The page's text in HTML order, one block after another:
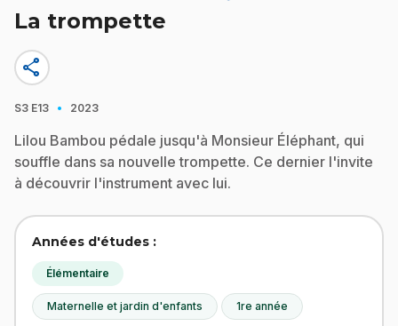
La trompette
share
S3 E13 · 2023
Lilou Bambou pédale jusqu'à Monsieur Éléphant, qui
souffle dans sa nouvelle trompette. Ce dernier l'invite
à découvrir l'instrument avec lui.
Années d'études :
Élémentaire
Maternelle et jardin d'enfants 1re année